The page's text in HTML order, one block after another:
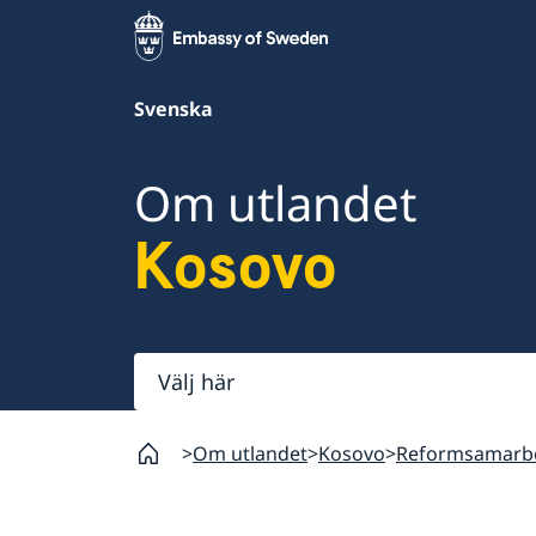
Svenska
Om utlandet
Kosovo
Välj
här
Om utlandet Kosovo